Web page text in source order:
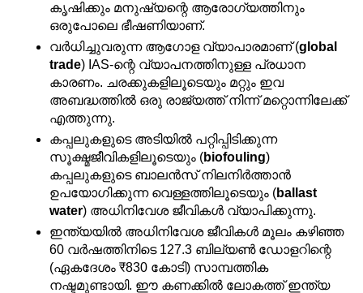
കൃഷിക്കും മനുഷ്യന്റെ ആരോഗ്യത്തിനും
ഒരുപോലെ ഭീഷണിയാണ്.
വർധിച്ചുവരുന്ന ആഗോള വ്യാപാരമാണ് (global
trade) IAS-ന്റെ വ്യാപനത്തിനുള്ള പ്രധാന
കാരണം. ചരക്കുകളിലൂടെയും മറ്റും ഇവ
അബദ്ധത്തിൽ ഒരു രാജ്യത്ത് നിന്ന് മറ്റൊന്നിലേക്ക്
എത്തുന്നു.
കപ്പലുകളുടെ അടിയിൽ പറ്റിപ്പിടിക്കുന്ന
സൂക്ഷ്മജീവികളിലൂടെയും (biofouling)
കപ്പലുകളുടെ ബാലൻസ് നിലനിർത്താൻ
ഉപയോഗിക്കുന്ന വെള്ളത്തിലൂടെയും (ballast
water) അധിനിവേശ ജീവികൾ വ്യാപിക്കുന്നു.
ഇന്ത്യയിൽ അധിനിവേശ ജീവികൾ മൂലം കഴിഞ്ഞ
60 വർഷത്തിനിടെ 127.3 ബില്യൺ ഡോളറിന്റെ
(ഏകദേശം ₹830 കോടി) സാമ്പത്തിക
നഷ്ടമുണ്ടായി. ഈ കണക്കിൽ ലോകത്ത് ഇന്ത്യ